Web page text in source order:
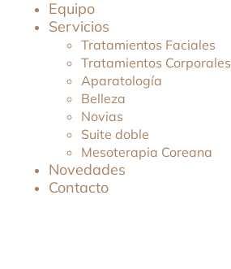
Equipo
Servicios
Tratamientos Faciales
Tratamientos Corporales
Aparatología
Belleza
Novias
Suite doble
Mesoterapia Coreana
Novedades
Contacto